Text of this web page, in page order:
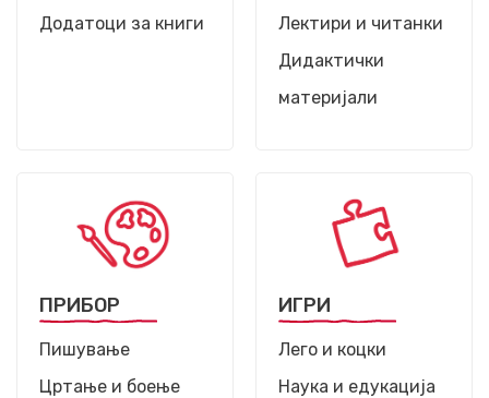
Додатоци за книги
Лектири и читанки
Дидактички
материјали
ПРИБОР
Пишување
Цртање и боење
ИГРИ
Лего и коцки
Наука и едукација